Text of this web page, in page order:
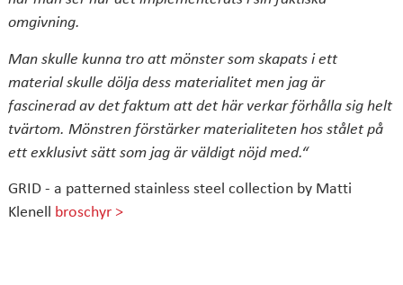
omgivning.
Man skulle kunna tro att mönster som skapats i ett
material skulle dölja dess materialitet men jag är
fascinerad av det faktum att det här verkar förhålla sig helt
tvärtom. Mönstren förstärker materialiteten hos stålet på
ett exklusivt sätt som jag är väldigt nöjd med. “
GRID - a patterned stainless steel collection by Matti
Klenell broschyr >